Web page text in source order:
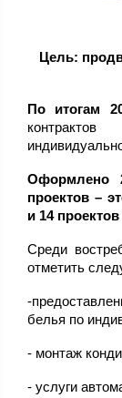
Цель:
По итогам
Оформлено
проектов –
и 14
Среди
отметить
-
белья по
- монтаж
- услуги